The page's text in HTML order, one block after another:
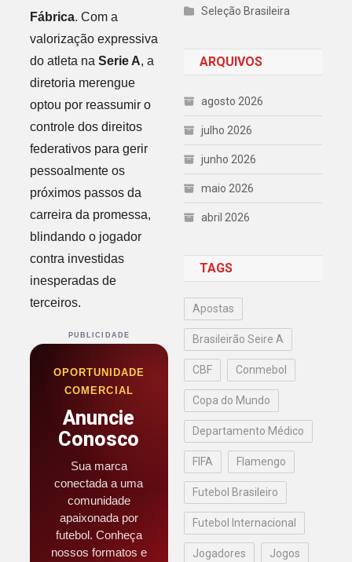
Fábrica. Com a
valorização expressiva
do atleta na Serie A, a
diretoria merengue
optou por reassumir o
controle dos direitos
federativos para gerir
pessoalmente os
próximos passos da
carreira da promessa,
blindando o jogador
contra investidas
inesperadas de
terceiros.
PUBLICIDADE
OPORTUNIDADE
COMERCIAL
Anuncie
Conosco
Sua marca
conectada a uma
comunidade
apaixonada por
futebol. Conheça
nossos formatos e
Seleção Brasileira
ARQUIVOS
agosto 2026
julho 2026
junho 2026
maio 2026
abril 2026
TAGS
Apostas
Brasileirão Seire A
CBF Conmebol
Copa do Mundo
Departamento Médico
FIFA Flamengo
Futebol Brasileiro
Futebol Internacional
Jogadores Jogos